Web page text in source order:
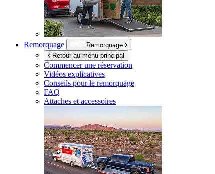
Remorquage
Remorquage
Retour au menu principal
Commencer une réservation
Vidéos explicatives
Conseils pour le remorquage
FAQ
Attaches et accessoires